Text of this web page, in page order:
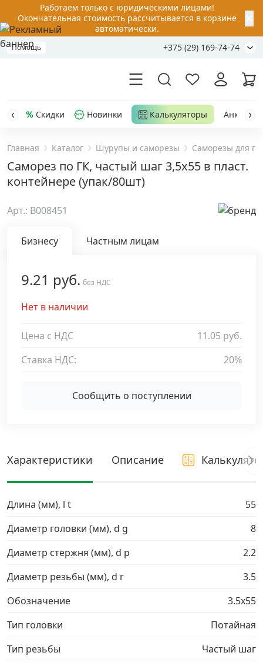
Работаем только с юридическими лицами!
Окончательная стоимость рассчитывается в корзине
автоматически.
Помощь +375 (29) 169-74-74
Акции
Распродажа
Уценка
Анкерная техника
Дюбельная техника
Хомуты и шуруп-шпильки
Грузовой крепеж
Комплекты и наборы крепежа
Метрический крепеж ›
Скидки Новинки Калькуляторы Анкер-
Главная Каталог Шурупы и саморезы Саморезы для
Саморез по ГК, частый шаг 3,5х55 в пласт.
контейнере (упак/80шт)
Арт.: B008451
Бизнесу Частным лицам
9.21 руб. без НДС
Нет в наличии
Цена с НДС
11.05 руб.
Ставка НДС:
20%
Сообщить о поступлении
Характеристики Описание
Длина (мм), l t
55
Диаметр головки (мм), d g
8
Диаметр стержня (мм), d p
2.2
Диаметр резьбы (мм), d r
3.5
Обозначение
3.5х55
Тип головки
Потайная
Тип резьбы
Частый шаг